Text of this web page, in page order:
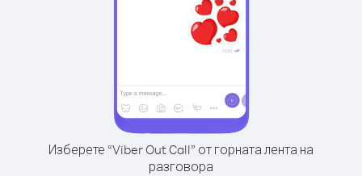
Изберете “Viber Out Call” от горната лента на
разговора